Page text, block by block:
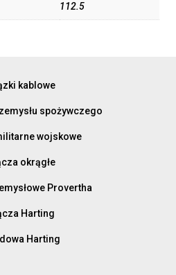
112.5
kablowe
spożywczego
wojskowe
okrągłe
Provertha
Harting
Harting